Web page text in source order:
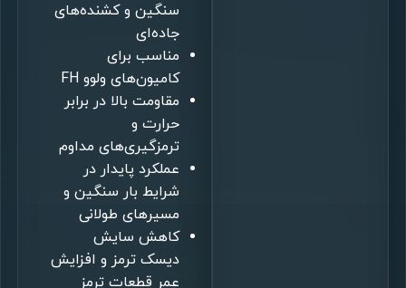
سنگین و کشنده‌های
جاده‌ای
مناسب برای
کامیون‌های ولوو FH
مقاومت بالا در برابر
حرارت و
ترمزگیری‌های مداوم
عملکرد پایدار در
شرایط بار سنگین و
مسیرهای طولانی
کاهش سایش
دیسک ترمز و افزایش
عمر قطعات ترمز